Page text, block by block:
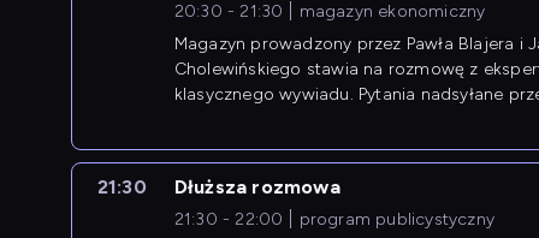
20:30 - 21:30
magazyn ekonomiczny
Magazyn prowadzony przez Pawła Blajera i
Cholewińskiego stawia na rozmowę z
klasycznego wywiadu. Pytania nadsyłane
21:30 Dłuższa rozmowa
21:30 - 22:00
program publicystyczny